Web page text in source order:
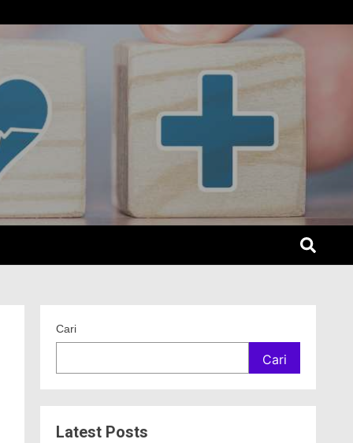
Cari
Cari
Latest Posts